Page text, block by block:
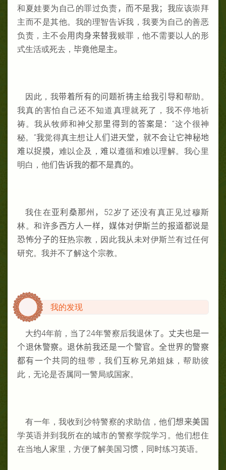
和夏娃要为自己的罪过负责，而不是我；我应该崇拜
主而不是其他。我的理智告诉我，我要为自己的善恶
负责，主不会用肉身来替我赎罪，他不需要以人的形
式生活或死去， 毕竟他是主。
因此，我带着所有的问题祈祷主给我引导和帮助。
我真的害怕自己还不知道真理就死了，我不停地祈
祷。我从牧师和神父那 里得到的答案是： “这个很神
秘。”我觉得真主想让人们进天堂，就不会让它神秘地
难以捉摸， 难以企及， 难以遵循和难以理解。我心里
明白，他们告诉我的都不是真的。
我住在亚利桑那州， 52岁了还没有真正见过穆斯
林。和许多西方人一样，媒体对伊斯兰的报道都说是
恐怖分子的狂热宗教，因此我从未对伊斯兰有过任何
研究。我并不了解这个宗教。
我的发现
大约4年前，当了24年警察后我退休了。丈夫也是一
个退休警察。退休前我还是一个警官。全世界的警察
都有一个共同的纽带，我们互称兄弟姐妹，帮助彼
此，无论是否属同一警局或国家。
有一年，我收到沙特警察的求助信，他们想来美国
学英语并到我所在的城市的警察学院学习。他们想住
在当地人家里，方便了解美国习惯 ，同时练习英语。